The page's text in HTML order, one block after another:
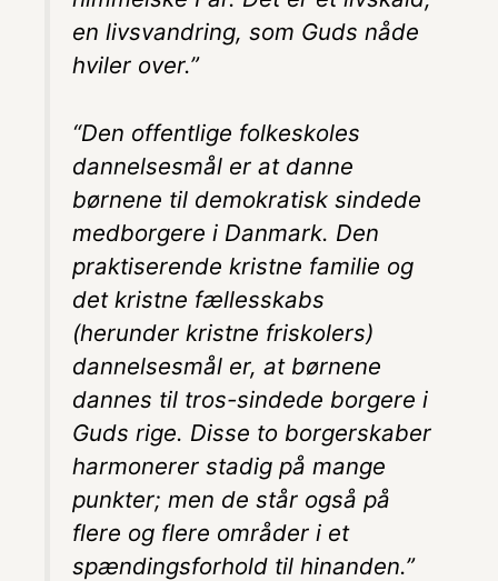
en livsvandring, som Guds nåde
hviler over.”
“Den offentlige folkeskoles
dannelsesmål er at danne
børnene til demokratisk sindede
medborgere i Danmark. Den
praktiserende kristne familie og
det kristne fællesskabs
(herunder kristne friskolers)
dannelsesmål er, at børnene
dannes til tros-sindede borgere i
Guds rige. Disse to borgerskaber
harmonerer stadig på mange
punkter; men de står også på
flere og flere områder i et
spændingsforhold til hinanden.”